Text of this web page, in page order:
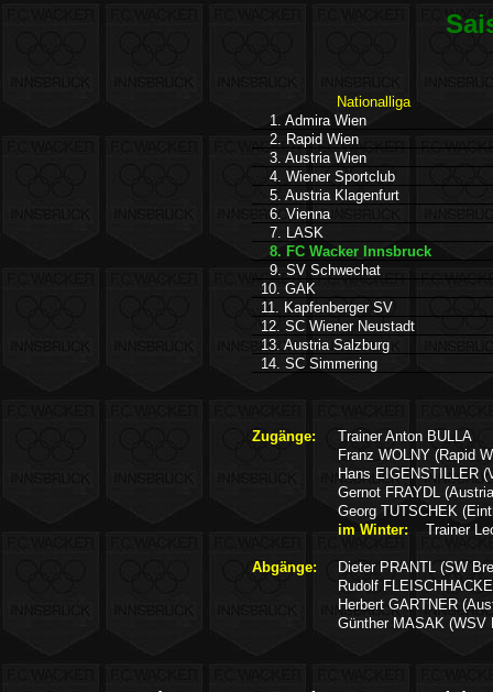
Nationalliga
1. Admira Wien
2. Rapid Wien
3. Austria Wien
4. Wiener Sportclub
5. Austria Klagenfurt
6. Vienna
7. LASK
8. FC Wacker Innsbruck
9. SV Schwechat
10. GAK
11. Kapfenberger SV
12. SC Wiener Neustadt
13. Austria Salzburg
14. SC Simmering
Zugänge:
Trainer Anton BULLA
Franz WOLNY (Rapid
Hans EIGENSTILLER
Gernot FRAYDL
Georg TUTSCHEK
im Winter:
Trainer
Abgänge:
Dieter PRANTL (SW
Rudolf
Herbert GARTNER
Günther MASAK (WSV